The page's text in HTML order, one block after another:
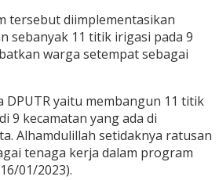
tersebut diimplementasikan
sebanyak 11 titik irigasi pada 9
warga setempat sebagai
DPUTR yaitu membangun 11 titik
9 kecamatan yang ada di
Alhamdulillah setidaknya ratusan
tenaga kerja dalam program
01/2023).